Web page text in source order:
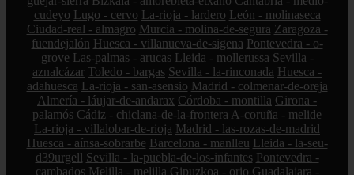
cudeyo Lugo - cervo La-rioja - lardero León - molinaseca
Ciudad-real - almagro Murcia - molina-de-segura Zaragoza -
fuendejalón Huesca - villanueva-de-sigena Pontevedra - o-
grove Las-palmas - arucas Lleida - mollerussa Sevilla -
aznalcázar Toledo - bargas Sevilla - la-rinconada Huesca -
adahuesca La-rioja - san-asensio Madrid - colmenar-de-oreja
Almería - láujar-de-andarax Córdoba - montilla Girona -
palamós Cádiz - chiclana-de-la-frontera A-coruña - melide
La-rioja - villalobar-de-rioja Madrid - las-rozas-de-madrid
Huesca - aínsa-sobrarbe Barcelona - manlleu Lleida - la-seu-
d39urgell Sevilla - la-puebla-de-los-infantes Pontevedra -
cambados Melilla - melilla Gipuzkoa - orio Guadalajara -